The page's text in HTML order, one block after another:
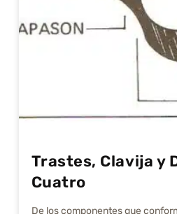
Trastes, Clavija y
Cuatro
De los componentes que